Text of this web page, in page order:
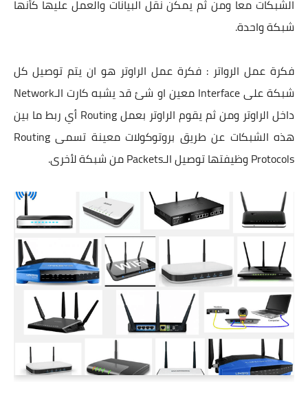
الشبكات معا ومن ثم يمكن نقل البيانات والعمل عليها كأنها
شبكة واحدة.
فكرة عمل الرواتر : فكرة عمل الراوتر هو ان يتم توصيل كل
شبكة على Interface معين او شئ قد يشبه كارت الـNetwork
داخل الراوتر ومن ثم يقوم الراوتر بعمل Routing أي ربط ما بين
هذه الشبكات عن طريق بروتوكولات معينة تسمى Routing
Protocols وظيفتها توصيل الـPackets من شبكة لأخرى.